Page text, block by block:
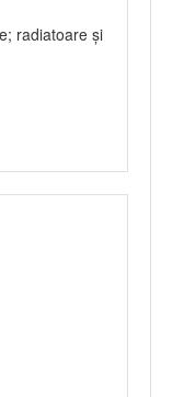
radiatoare şi